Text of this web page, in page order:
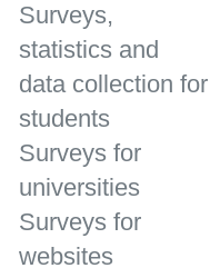
Surveys,
statistics and
data collection for
students
Surveys for
universities
Surveys for
websites